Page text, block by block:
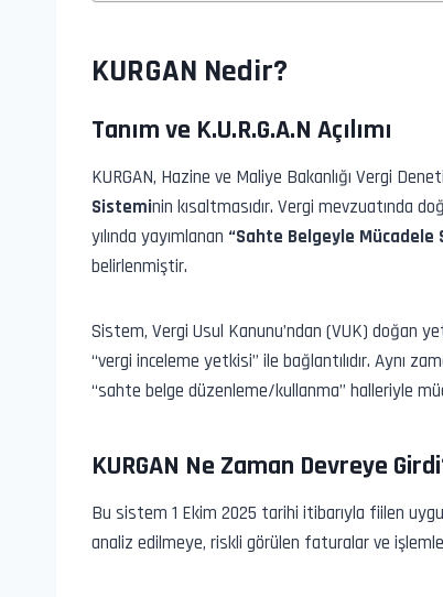
KURGAN Nedir?
Tanım ve K.U.R.G.A.N Açılımı
KURGAN, Hazine ve Maliye Bakanlığı Vergi
Sisteminin kısaltmasıdır. Vergi mevzuatında
yılında yayımlanan “Sahte Belgeyle Mücadele
belirlenmiştir.
Sistem, Vergi Usul Kanunu’ndan (VUK) doğan
“vergi inceleme yetkisi” ile bağlantılıdır. Aynı
“sahte belge düzenleme/kullanma” halleriyle
KURGAN Ne Zaman Devreye
Bu sistem 1 Ekim 2025 tarihi itibarıyla fiilen
analiz edilmeye, riskli görülen faturalar ve